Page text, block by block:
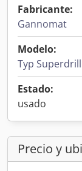
Fabricante:
Gannomat
Modelo:
Typ Superdrill
Estado:
usado
Precio y